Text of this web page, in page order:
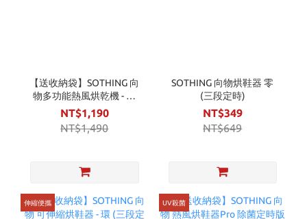
【送收納袋】SOTHING 向
物多功能熱風烘乾機 - 朗
(360度任意伸縮) 烘鞋襪/
手套/暖被/帽子
NT$1,190
NT$1,490
SOTHING 向物烘鞋器 零
(三段定時)
NT$349
NT$649
伸縮便攜 UV殺菌